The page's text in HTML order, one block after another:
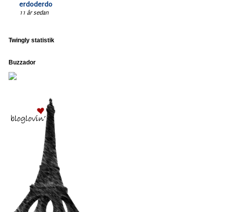
erdoderdo
11 år sedan
Twingly statistik
Buzzador